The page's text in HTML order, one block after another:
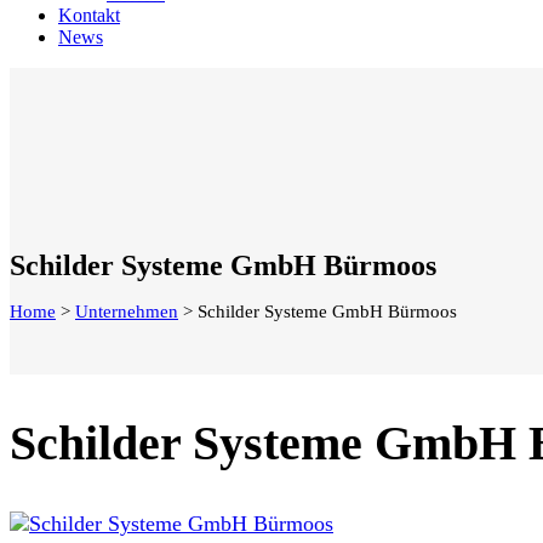
Kontakt
News
Schilder Systeme GmbH Bürmoos
Home > Unternehmen > Schilder Systeme GmbH Bürmoos
Schilder Systeme GmbH